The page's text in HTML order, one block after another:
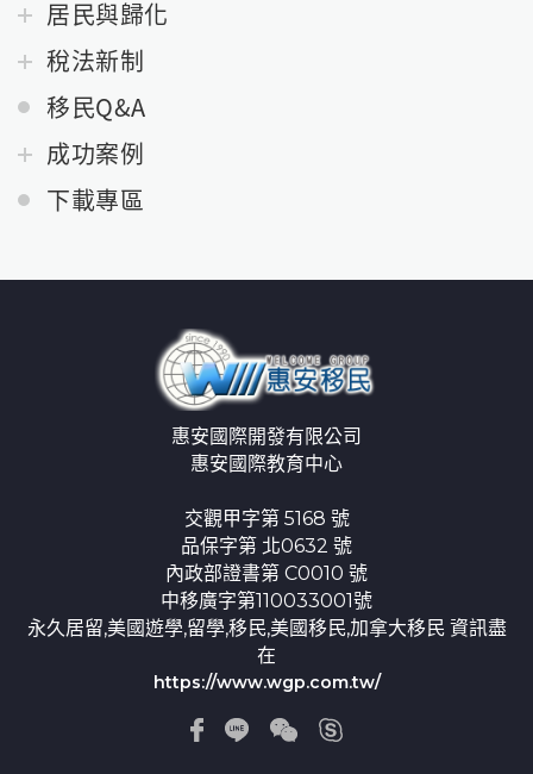
居民與歸化
稅法新制
移民Q&A
成功案例
下載專區
惠安國際開發有限公司
惠安國際教育中心
交觀甲字第 5168 號
品保字第 北0632 號
內政部證書第 C0010 號
中移廣字第110033001號
永久居留,美國遊學,留學,移民,美國移民,加拿大移民 資訊盡
在
https://www.wgp.com.tw/